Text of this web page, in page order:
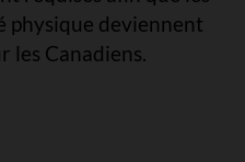
physique deviennent
les Canadiens.